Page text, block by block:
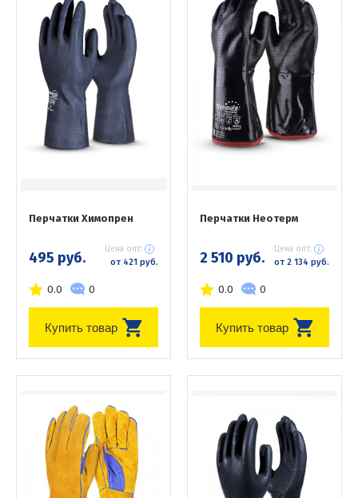
Перчатки Химопрен
495 руб. Цена опт:
от 421 руб.
0.0 0
Купить товар
Перчатки Неотерм
2 510 руб. Цена опт:
от 2 134 руб.
0.0 0
Купить товар